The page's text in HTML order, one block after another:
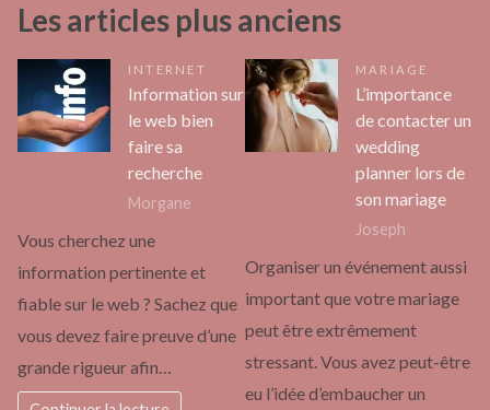
Les articles plus anciens
INTERNET
Information sur
le web bien
faire sa
recherche
Morgane
Vous cherchez une
information pertinente et
fiable sur le web ? Sachez que
vous devez faire preuve d’une
grande rigueur afin…
MARIAGE
L’importance
de contacter un
wedding
planner lors de
son mariage
Joseph
Organiser un événement aussi
important que votre mariage
peut être extrêmement
stressant. Vous avez peut-être
eu l’idée d’embaucher un